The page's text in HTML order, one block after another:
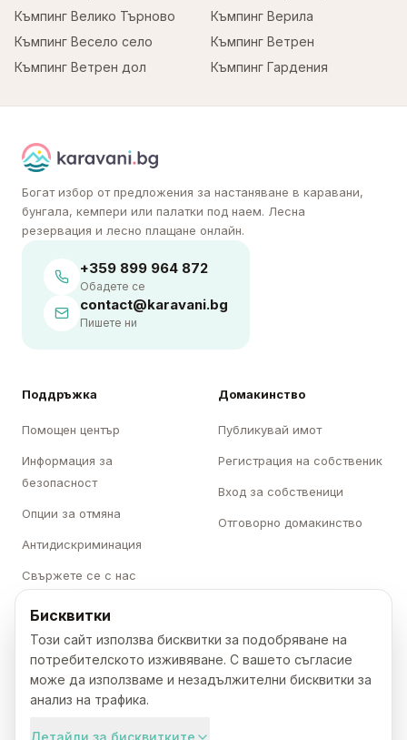
Къмпинг Велико Търново
Къмпинг Верила
Къмпинг Весело село
Къмпинг Ветрен
Къмпинг Ветрен дол
Къмпинг Гардения
Богат избор от предложения за настаняване в каравани,
бунгала, кемпери или палатки под наем. Лесна
резервация и лесно плащане онлайн.
+359 899 964 872
Обадете се
contact@karavani.bg
Пишете ни
Поддръжка
Помощен център
Информация за
безопасност
Опции за отмяна
Антидискриминация
Свържете се с нас
Домакинство
Публикувай имот
Регистрация на собственик
Вход за собственици
Отговорно домакинство
Категории
Къмпинги
Каравани
За нас
Кариери
Бисквитки
Този сайт използва бисквитки за подобряване на
потребителското изживяване. С вашето съгласие
може да използваме и незадължителни бисквитки за
анализ на трафика.
Детайли за бисквитките